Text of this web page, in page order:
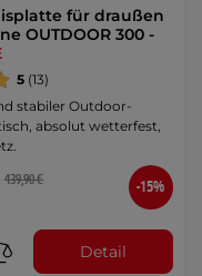
für draußen
OUTDOOR 300 -
5 (13)
stabiler Outdoor-
absolut wetterfest,
439,90 €
-15%
Detail